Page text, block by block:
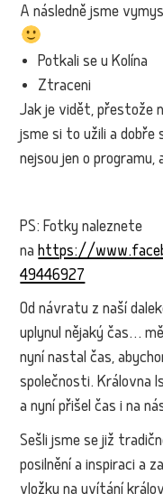
A následně jsme
Potkali se u Kolína
Ztraceni
Jak je vidět, přestože
jsme si to užili a dobře
nejsou jen o programu,
PS: Fotky naleznete
nahttps://
49446927
Od návratu z naší
uplynul nějaký čas…
nyní nastal čas,
společnosti. Královna
a nyní přišel čas i na
Sešli jsme se již
posilnění a inspiraci a